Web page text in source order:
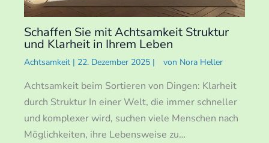
Schaffen Sie mit Achtsamkeit Struktur
und Klarheit in Ihrem Leben
Achtsamkeit | 22. Dezember 2025 | von Nora Heller
Achtsamkeit beim Sortieren von Dingen: Klarheit
durch Struktur In einer Welt, die immer schneller
und komplexer wird, suchen viele Menschen nach
Möglichkeiten, ihre Lebensweise zu…